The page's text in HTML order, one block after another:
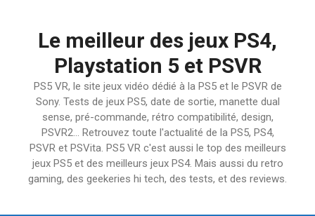
Le meilleur des jeux PS4,
Playstation 5 et PSVR
PS5 VR, le site jeux vidéo dédié à la PS5 et le PSVR de
Sony. Tests de jeux PS5, date de sortie, manette dual
sense, pré-commande, rétro compatibilité, design,
PSVR2… Retrouvez toute l'actualité de la PS5, PS4,
PSVR et PSVita. PS5 VR c'est aussi le top des meilleurs
jeux PS5 et des meilleurs jeux PS4. Mais aussi du retro
gaming, des geekeries hi tech, des tests, et des reviews.